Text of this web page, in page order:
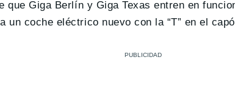
que Giga Berlín y Giga Texas entren en
un coche eléctrico nuevo con la “T” en el